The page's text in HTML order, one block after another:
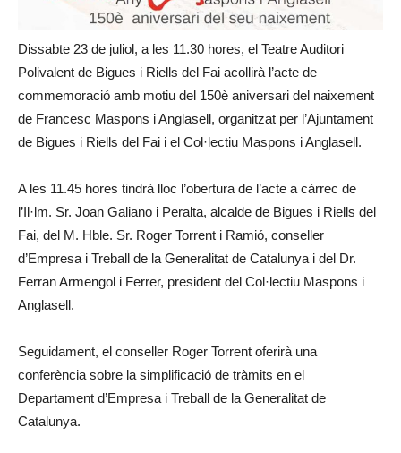
Dissabte 23 de juliol, a les 11.30 hores, el Teatre Auditori
Polivalent de Bigues i Riells del Fai acollirà l’acte de
commemoració amb motiu del 150è aniversari del naixement
de Francesc Maspons i Anglasell, organitzat per l’Ajuntament
de Bigues i Riells del Fai i el Col·lectiu Maspons i Anglasell.
A les 11.45 hores tindrà lloc l’obertura de l’acte a càrrec de
l’Il·lm. Sr. Joan Galiano i Peralta, alcalde de Bigues i Riells del
Fai, del M. Hble. Sr. Roger Torrent i Ramió, conseller
d’Empresa i Treball de la Generalitat de Catalunya i del Dr.
Ferran Armengol i Ferrer, president del Col·lectiu Maspons i
Anglasell.
Seguidament, el conseller Roger Torrent oferirà una
conferència sobre la simplificació de tràmits en el
Departament d’Empresa i Treball de la Generalitat de
Catalunya.